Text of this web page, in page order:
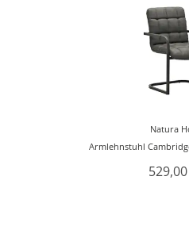
Natura
Armlehnstuhl